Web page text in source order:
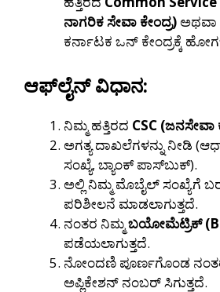
ನಾಗರಿಕ ಸೇವಾ ಕೇಂದ್ರ) ಅಥವಾ
ಕರ್ನಾಟಕ ಒನ್ ಕೇಂದ್ರಕ್ಕೆ
ಆಫ್‌ಲೈನ್ ವಿಧಾನ:
ನಿಮ್ಮ ಹತ್ತಿರದ CSC (ಜನಸೇವಾ
ಅಗತ್ಯ ದಾಖಲೆಗಳನ್ನು ನೀಡಿ
ಸಂಖ್ಯೆ, ಬ್ಯಾಂಕ್ ಪಾಸ್‌ಬುಕ್).
ಅಲ್ಲಿ ನಿಮ್ಮ ಮೊಬೈಲ್ ಸಂಖ್ಯೆಗೆ
ಪರಿಶೀಲನೆ ಮಾಡಲಾಗುತ್ತದೆ.
ನಂತರ ನಿಮ್ಮಬಯೋಮೆಟ್ರಿಕ್
ಪಡೆಯಲಾಗುತ್ತದೆ.
ನೋಂದಣಿ ಪೂರ್ಣಗೊಂಡ
ಅಪ್ಲಿಕೇಶನ್ ನಂಬರ್ ಸಿಗುತ್ತದೆ.